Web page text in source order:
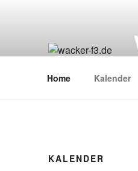
Home Kalender
KALENDER